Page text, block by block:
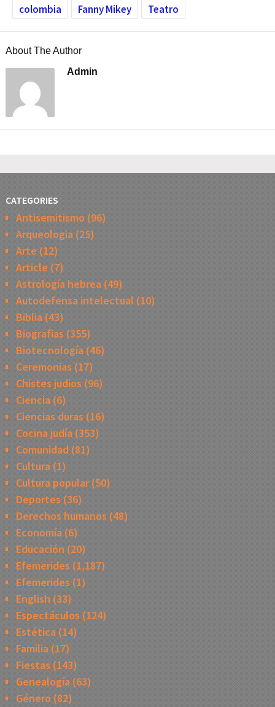
colombia Fanny Mikey Teatro
About The Author
Admin
CATEGORIES
Antisemitismo (96)
Arqueologia(25)
Arte (12)
Article (7)
Astrología hebrea(49)
Autodefensa intelectual (10)
Biblia(43)
Biografias (355)
Biotecnología(46)
Ceremonias (17)
Chistes judios (96)
Ciencia(6)
Ciencias duras (16)
Cocina judía(353)
Comunidad(81)
Cultura(1)
Cultura popular(50)
Deportes (36)
Derechos humanos (48)
Economía(6)
Educación (20)
Efemerides (1,187)
Efemerides (1)
English (33)
Espectáculos (124)
Estética(14)
Familia(17)
Fiestas (143)
Genealogía(63)
Género (82)